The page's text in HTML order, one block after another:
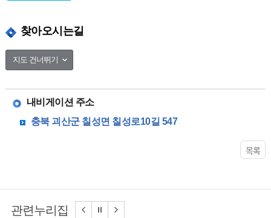
찾아오시는길
지도 건너뛰기
갈은구곡(葛隱九曲)
충북 괴산군 칠성면 칠성로10길 547
내비게이션 주소
충북 괴산군 칠성면 칠성로10길 547
목록
관련누리집